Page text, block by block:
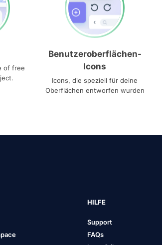
of free
Benutzeroberflächen-
Icons
Icons, die speziell für deine
Oberflächen entworfen wurden
HILFE
Support
FAQs